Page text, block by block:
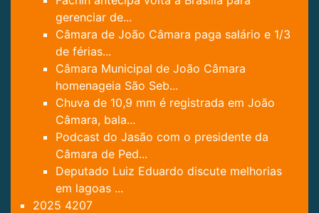
gerenciar de...
Câmara de João Câmara paga salário e 1/3
de férias...
Câmara Municipal de João Câmara
homenageia São Seb...
Chuva de 10,9 mm é registrada em João
Câmara, bala...
Podcast do Jasão com o presidente da
Câmara de Ped...
Deputado Luiz Eduardo discute melhorias
em lagoas ...
2025 4207